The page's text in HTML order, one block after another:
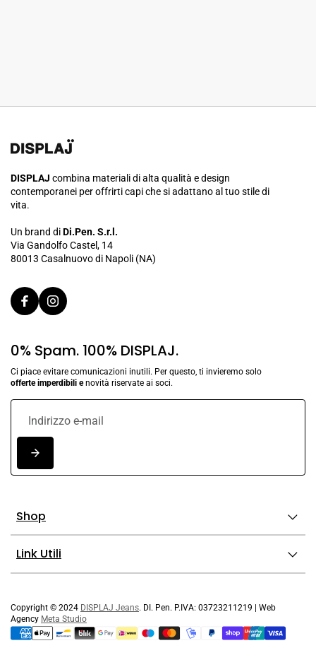
DISPLAJ combina materiali di alta qualità e design
contemporanei per offrirti capi che si adattano al tuo stile di
vita.
Un brand diDi.Pen. S.r.l.
Via Gandolfo Castel, 14
80013 Casalnuovo di Napoli (NA)
0% Spam. 100% DISPLAJ.
Ci piace evitare comunicazioni inutili. Per questo, ti invieremo solo
offerte imperdibili enovità riservate ai soci.
Shop
Link Utili
Copyright © 2024 DISPLAJ Jeans. DI. Pen. P.IVA: 03723211219 | Web
Agency Meta Studio